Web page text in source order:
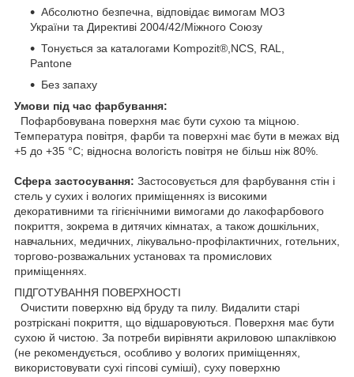
Абсолютно безпечна, відповідає вимогам МОЗ
України та Директиві 2004/42/Міжного Союзу
Тонується за каталогами Kompozit®,NCS, RAL,
Pantone
Без запаху
Умови під час фарбування:
Пофарбовувана поверхня має бути сухою та міцною.
Температура повітря, фарби та поверхні має бути в межах від
+5 до +35 °C; відносна вологість повітря не більш ніж 80%.
Сфера застосування: Застосовується для фарбування стін і
стель у сухих і вологих приміщеннях із високими
декоративними та гігієнічними вимогами до лакофарбового
покриття, зокрема в дитячих кімнатах, а також дошкільних,
навчальних, медичних, лікувально-профілактичних, готельних,
торгово-розважальних установах та промислових
приміщеннях.
ПІДГОТУВАННЯ ПОВЕРХНОСТІ
Очистити поверхню від бруду та пилу. Видалити старі
розтріскані покриття, що відшаровуються. Поверхня має бути
сухою й чистою. За потреби вирівняти акриловою шпаклівкою
(не рекомендується, особливо у вологих приміщеннях,
використовувати сухі гіпсові суміші), суху поверхню